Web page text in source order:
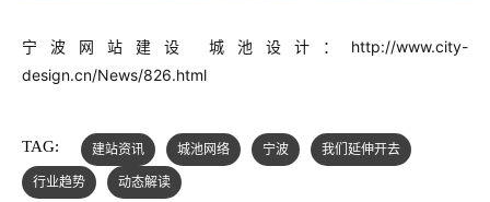
宁波网站建设 城池设计：http://www.city-
design.cn/News/826.html
TAG: 建站资讯 城池网络 宁波
我们延伸开去
行业趋势
动态解读